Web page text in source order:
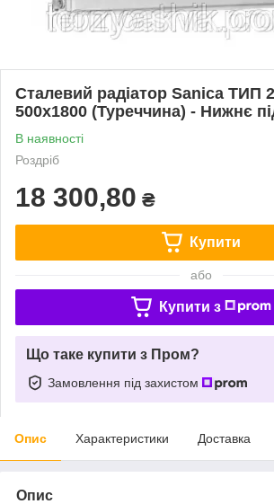
Сталевий радіатор Sanica ТИП
500x1800 (Туреччина) - Нижнє
В наявності
Роздріб
18 300,80 ₴
Купити
або
Купити з
Що таке купити з Пром?
Замовлення під захистом
Опис Характеристики Доставка
Опис